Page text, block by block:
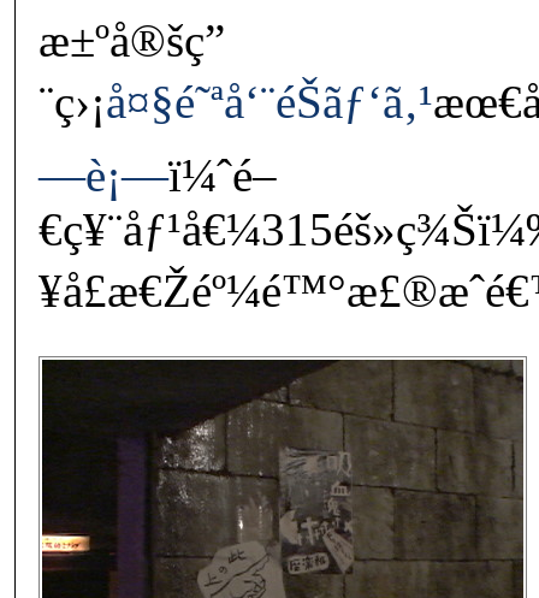
æ±ºå®šç”
¨ç›¡å¤§é˜ªå‘¨éŠãƒ‘ã‚¹
—è¡—ï¼ˆé–